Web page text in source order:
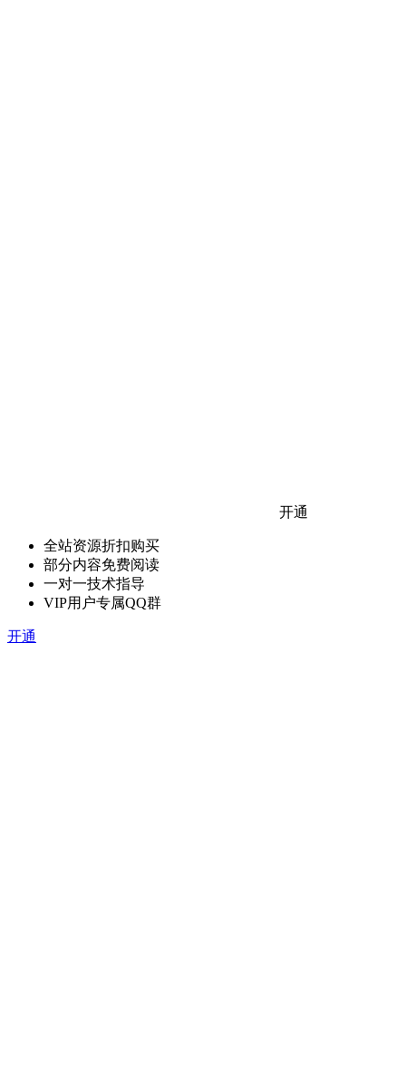
开通
全站资源折扣购买
部分内容免费阅读
一对一技术指导
VIP用户专属QQ群
开通